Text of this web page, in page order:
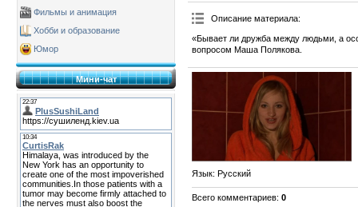
Фильмы и анимация
Хобби и образование
Юмор
Мини-чат
Описание материала:
«Бывает ли дружба между людьми, а
вопросом Маша Полякова.
Язык: Русский
Всего комментариев: 0